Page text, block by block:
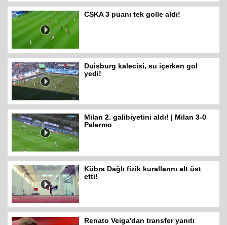
CSKA 3 puanı tek golle aldı!
Duisburg kalecisi, su içerken gol
yedi!
Milan 2. galibiyetini aldı! | Milan 3-0
Palermo
Kübra Dağlı fizik kurallarını alt üst
etti!
Renato Veiga'dan transfer yanıtı